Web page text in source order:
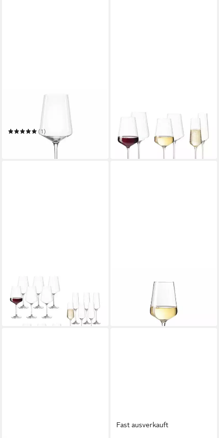
Weißweinglas Puccini
(1)
in 2-3 Werktagen bei dir
Sektgläser 6er Set
48,95 €
in 2-3 Werktagen bei dir
LEONARDO
Gläser-Set Puccini Wein- und
Sektgläser 18er Set
116,45 €
in 2-3 Werktagen bei dir
Weißweinglas Puccini
in 9-11 Werktagen bei dir
Fast ausverkauft